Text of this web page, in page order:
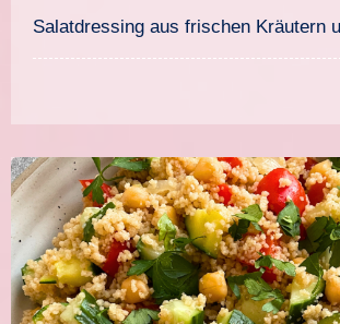
Salatdressing aus frischen Kräutern